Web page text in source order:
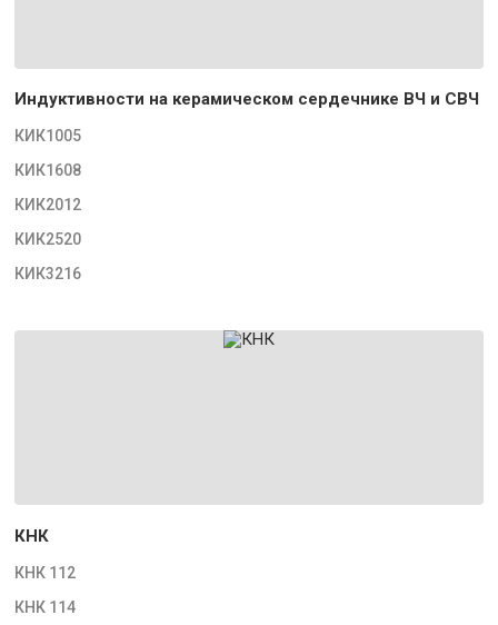
Индуктивности на керамическом сердечнике ВЧ и СВЧ
КИК1005
КИК1608
КИК2012
КИК2520
КИК3216
КНК
КНК 112
КНК 114